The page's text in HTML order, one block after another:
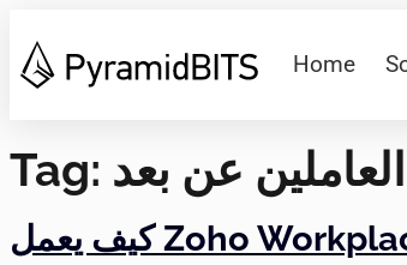
Home
Tag: العاملين عن بعد